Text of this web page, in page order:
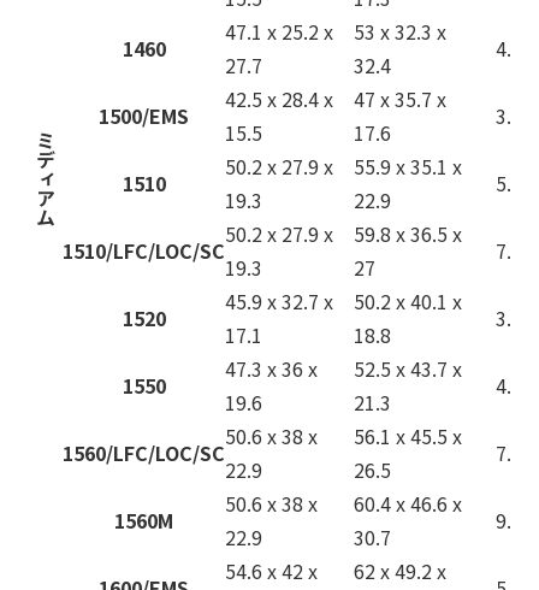
ミディアム
1460
47.1 x 25.2 x
27.7
53 x 32.3 x
32.4
4.0
1500/EMS
42.5 x 28.4 x
15.5
47 x 35.7 x
17.6
3.2
1510
50.2 x 27.9 x
19.3
55.9 x 35.1 x
22.9
5.4
1510/LFC/LOC/SC
50.2 x 27.9 x
19.3
59.8 x 36.5 x
27
7.4
1520
45.9 x 32.7 x
17.1
50.2 x 40.1 x
18.8
3.8
1550
47.3 x 36 x
19.6
52.5 x 43.7 x
21.3
4.8
1560/LFC/LOC/SC
50.6 x 38 x
22.9
56.1 x 45.5 x
26.5
7.7
1560M
50.6 x 38 x
22.9
60.4 x 46.6 x
30.7
9.7
54.6 x 42 x
62 x 49.2 x